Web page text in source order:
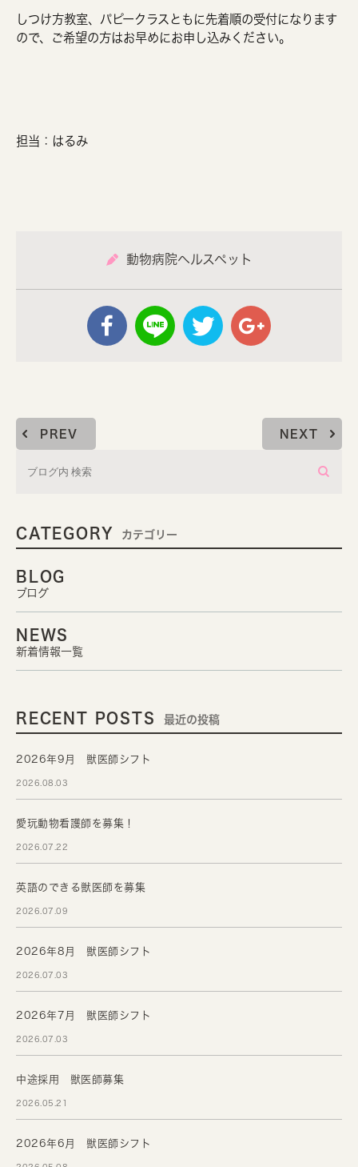
しつけ方教室、パピークラスともに先着順の受付になります
ので、ご希望の方はお早めにお申し込みください。
担当：はるみ
動物病院ヘルスペット
PREV NEXT
CATEGORY カテゴリー
BLOG
ブログ
NEWS
新着情報一覧
RECENT POSTS 最近の投稿
2026年9月 獣医師シフト
2026.08.03
愛玩動物看護師を募集！
2026.07.22
英語のできる獣医師を募集
2026.07.09
2026年8月 獣医師シフト
2026.07.03
2026年7月 獣医師シフト
2026.07.03
中途採用 獣医師募集
2026.05.21
2026年6月 獣医師シフト